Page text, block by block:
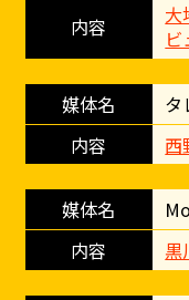
大
ビ
タ
西
黒